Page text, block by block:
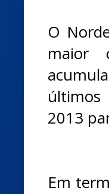
O
maior
últimos
2013
Em